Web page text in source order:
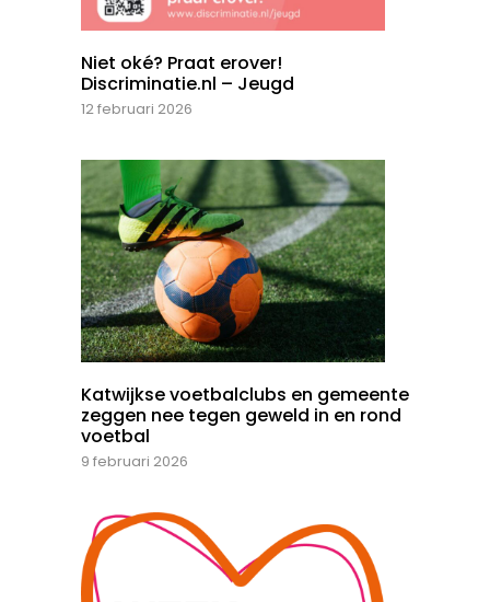
Niet oké? Praat erover!
Discriminatie.nl – Jeugd
12 februari 2026
Katwijkse voetbalclubs en gemeente
zeggen nee tegen geweld in en rond
voetbal
9 februari 2026